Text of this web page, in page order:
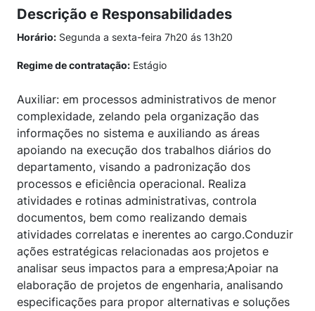
Descrição e Responsabilidades
Horário: Segunda a sexta-feira 7h20 ás 13h20
Regime de contratação: Estágio
Auxiliar: em processos administrativos de menor
complexidade, zelando pela organização das
informações no sistema e auxiliando as áreas
apoiando na execução dos trabalhos diários do
departamento, visando a padronização dos
processos e eficiência operacional. Realiza
atividades e rotinas administrativas, controla
documentos, bem como realizando demais
atividades correlatas e inerentes ao cargo.Conduzir
ações estratégicas relacionadas aos projetos e
analisar seus impactos para a empresa;Apoiar na
elaboração de projetos de engenharia, analisando
especificações para propor alternativas e soluções